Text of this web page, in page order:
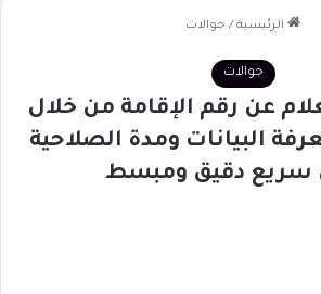
الرئيسية / جوالات
جوالات
عن رقم الإقامة من خلال
البيانات ومدة الصلاحية
سريع دقيق ومبسط